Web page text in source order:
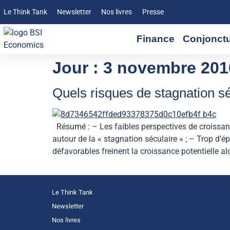
Le Think Tank Newsletter Nos livres Presse
Finance
Jour : 3 novembre
Quels risques de stagnation
Résumé : – Les faibles perspectives de
autour de la « stagnation séculaire » ; – Trop
défavorables freinent la croissance potentielle
Le Think Tank
Newsletter
Nos livres